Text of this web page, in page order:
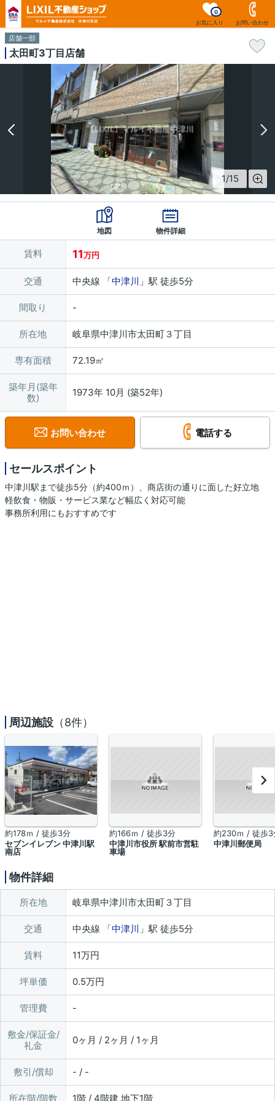
お気に入り
0
お問い合わせ
店舗一部
太田町3丁目店舗
1/15
地図 物件詳細
賃料 11万円
交通 中央線 「中津川 」駅 徒歩5分
間取り
所在地 岐阜県中津川市太田町３丁目
専有面積 72.19㎡
築年月(築年
数)
1973年 10月 (築52年)
お問い合わせ 電話する
セールスポイント
中津川駅まで徒歩5分（約400ｍ）、商店街の通りに面した好立地
軽飲食・物販・サービス業など幅広く対応可能
事務所利用にもおすすめです
周辺施設 （8件）
約178ｍ / 徒歩3分
セブンイレブン 中津川駅
南店
約166ｍ / 徒歩3分
中津川市役所 駅前市営駐
車場
約230ｍ / 徒歩3
中津川郵便局
物件詳細
所在地 岐阜県中津川市太田町３丁目
交通 中央線 「中津川 」駅 徒歩5分
賃料 11万円
坪単価 0.5万円
管理費
敷金/保証金/
礼金
0ヶ月 / 2ヶ月 / 1ヶ月
敷引/償却 - / -
所在階/階数 1階 / 4階建 地下1階